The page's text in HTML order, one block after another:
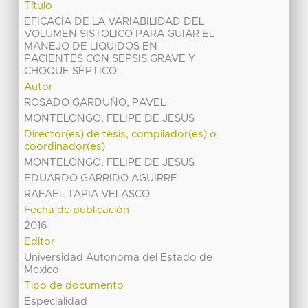
Título
EFICACIA DE LA VARIABILIDAD DEL
VOLUMEN SISTOLICO PARA GUIAR EL
MANEJO DE LÍQUIDOS EN
PACIENTES CON SEPSIS GRAVE Y
CHOQUE SÉPTICO
Autor
ROSADO GARDUÑO, PAVEL
MONTELONGO, FELIPE DE JESUS
Director(es) de tesis, compilador(es) o
coordinador(es)
MONTELONGO, FELIPE DE JESUS
EDUARDO GARRIDO AGUIRRE
RAFAEL TAPIA VELASCO
Fecha de publicación
2016
Editor
Universidad Autonoma del Estado de
Mexico
Tipo de documento
Especialidad